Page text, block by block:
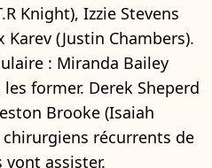
Knight), Izzie Stevens
Karev (Justin Chambers).
: Miranda Bailey
former. Derek Sheperd
Brooke (Isaiah
récurrents de
vont assister.